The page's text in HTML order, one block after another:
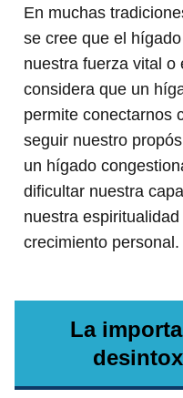
En muchas
se cree que el
nuestra fuerza vital
considera que un
permite conectarnos
seguir nuestro
un hígado
dificultar nuestra
nuestra
crecimiento personal.
La